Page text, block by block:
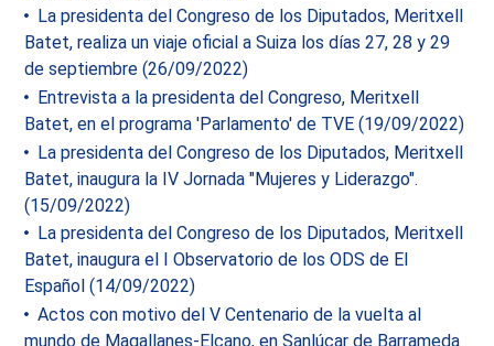
La presidenta del Congreso de los Diputados, Meritxell
Batet, realiza un viaje oficial a Suiza los días 27, 28 y 29
de septiembre (26/09/2022)
Entrevista a la presidenta del Congreso, Meritxell
Batet, en el programa 'Parlamento' de TVE (19/09/2022)
La presidenta del Congreso de los Diputados, Meritxell
Batet, inaugura la IV Jornada "Mujeres y Liderazgo".
(15/09/2022)
La presidenta del Congreso de los Diputados, Meritxell
Batet, inaugura el I Observatorio de los ODS de El
Español (14/09/2022)
Actos con motivo del V Centenario de la vuelta al
mundo de Magallanes-Elcano, en Sanlúcar de Barrameda